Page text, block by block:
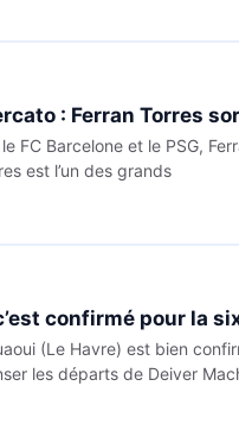
: Ferran Torres
FC Barcelone et le PSG,
est l’un des grands
confirmé pour la
(Le Havre) est bien
les départs de Deiver